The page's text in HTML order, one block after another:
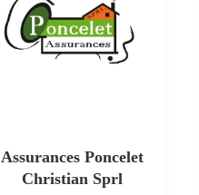
Assurances Poncelet
Christian Sprl